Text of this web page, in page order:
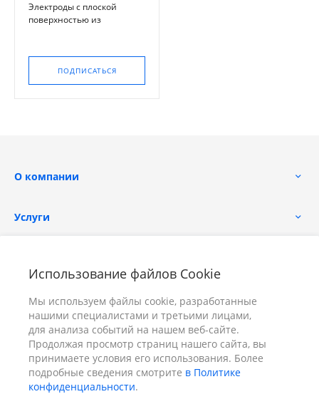
Использование файлов Cookie
Мы используем файлы cookie, разработанные
нашими специалистами и третьими лицами,
для анализа событий на нашем веб-сайте.
Продолжая просмотр страниц нашего сайта, вы
принимаете условия его использования. Более
подробные сведения смотрите в Политике
конфиденциальности.
Электроды с плоской
поверхностью из
pH/ORP 600
ПОДПИСАТЬСЯ
О компании
Услуги
+7 (391) 298-00-11 Заказать звонок